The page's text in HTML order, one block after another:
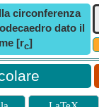
circonferenza
dato il
[rc]